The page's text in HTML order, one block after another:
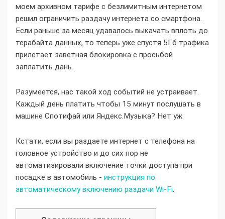
моем архивном тарифе с безлимитным интернетом
решил ограничить раздачу интернета со смартфона.
Если раньше за месяц удавалось выкачать вплоть до
терабайта данных, то теперь уже спустя 5Гб трафика
прилетает заветная блокировка с просьбой
заплатить дань.
Разумеется, нас такой ход событий не устраивает.
Каждый день платить чтобы 15 минут послушать в
машине Спотифай или Яндекс.Музыка? Нет уж.
Кстати, если вы раздаете интернет с телефона на
головное устройство и до сих пор не
автоматизировали включение точки доступа при
посадке в автомобиль - инструкция по
автоматическому включению раздачи Wi-Fi.